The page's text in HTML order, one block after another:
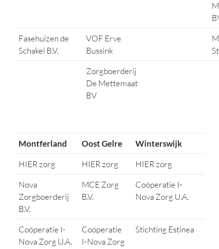
Fasehuizen de
Schakel B.V.
VOF Erve
Bussink
Zorgboerderij
De Mettemaat
BV
Montferland Oost Gelre
Winterswijk
HIER zorg
HIER zorg
HIER zorg
Nova
Zorgboerderij
B.V.
MCE Zorg
B.V.
Coöperatie I-
Nova Zorg U.A.
Coöperatie I-
Nova Zorg U.A.
Coöperatie
I-Nova Zorg
Stichting Estinea